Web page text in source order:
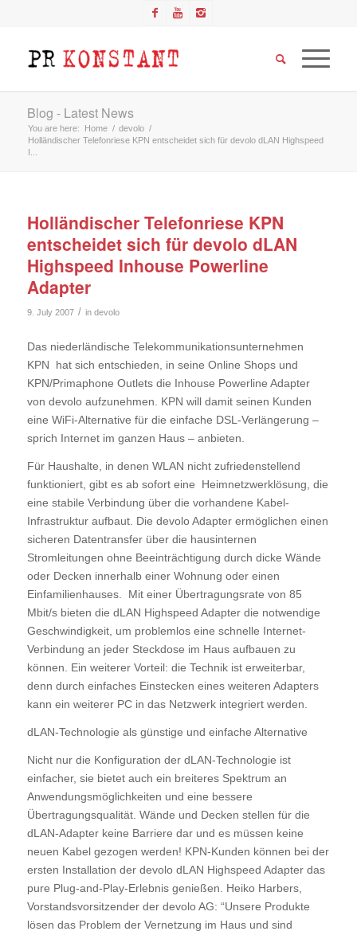
Blog - Latest News
You are here: Home / devolo /
Holländischer Telefonriese KPN entscheidet sich für devolo dLAN Highspeed
I...
Holländischer Telefonriese KPN
entscheidet sich für devolo dLAN
Highspeed Inhouse Powerline
Adapter
9. July 2007 / in devolo
Das niederländische Telekommunikationsunternehmen
KPN hat sich entschieden, in seine Online Shops und
KPN/Primaphone Outlets die Inhouse Powerline Adapter
von devolo aufzunehmen. KPN will damit seinen Kunden
eine WiFi-Alternative für die einfache DSL-Verlängerung –
sprich Internet im ganzen Haus – anbieten.
Für Haushalte, in denen WLAN nicht zufriedenstellend
funktioniert, gibt es ab sofort eine Heimnetzwerklösung, die
eine stabile Verbindung über die vorhandene Kabel-
Infrastruktur aufbaut. Die devolo Adapter ermöglichen einen
sicheren Datentransfer über die hausinternen
Stromleitungen ohne Beeinträchtigung durch dicke Wände
oder Decken innerhalb einer Wohnung oder einen
Einfamilienhauses. Mit einer Übertragungsrate von 85
Mbit/s bieten die dLAN Highspeed Adapter die notwendige
Geschwindigkeit, um problemlos eine schnelle Internet-
Verbindung an jeder Steckdose im Haus aufbauen zu
können. Ein weiterer Vorteil: die Technik ist erweiterbar,
denn durch einfaches Einstecken eines weiteren Adapters
kann ein weiterer PC in das Netzwerk integriert werden.
dLAN-Technologie als günstige und einfache Alternative
Nicht nur die Konfiguration der dLAN-Technologie ist
einfacher, sie bietet auch ein breiteres Spektrum an
Anwendungsmöglichkeiten und eine bessere
Übertragungsqualität. Wände und Decken stellen für die
dLAN-Adapter keine Barriere dar und es müssen keine
neuen Kabel gezogen werden! KPN-Kunden können bei der
ersten Installation der devolo dLAN Highspeed Adapter das
pure Plug-and-Play-Erlebnis genießen. Heiko Harbers,
Vorstandsvorsitzender der devolo AG: “Unsere Produkte
lösen das Problem der Vernetzung im Haus und sind